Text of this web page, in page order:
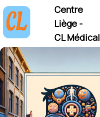
Centre
Liège -
CL Médical